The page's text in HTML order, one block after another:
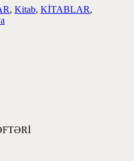
, Kitab, KİTABLAR,